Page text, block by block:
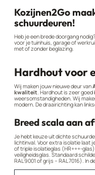
Kozijnen2Go
schuurdeuren!
Heb je een brede doorgang
voor je tuinhuis, garage of
met of zonder beglazing.
Hardhout voor
Wij maken jouw nieuwe deur van
kwaliteit. Hardhout is zeer
weersomstandigheden. Wij
modern. De draairichting kan
Breed scala aan
Je hebt keuze uit dichte
lichtinval. Voor extra isolatie laat
of triple isolatieglas (HR+++-
veiligheidsglas. Standaard
RAL 9001 of grijs – RAL 7016). In